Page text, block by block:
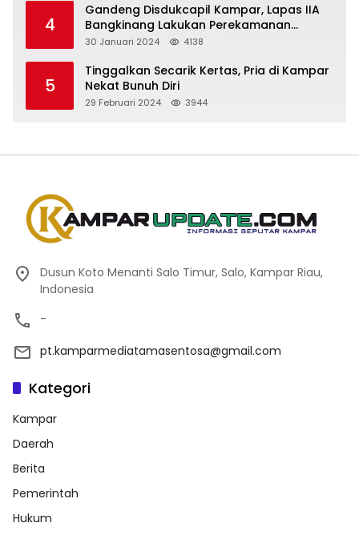
4
Gandeng Disdukcapil Kampar, Lapas IIA
Bangkinang Lakukan Perekamanan
Kependudukan WBP
30 Januari 2024 4138
5
Tinggalkan Secarik Kertas, Pria di Kampar
Nekat Bunuh Diri
29 Februari 2024 3944
Dusun Koto Menanti Salo Timur, Salo, Kampar Riau,
Indonesia
-
pt.kamparmediatamasentosa@gmail.com
Kategori
Kampar
Daerah
Berita
Pemerintah
Hukum